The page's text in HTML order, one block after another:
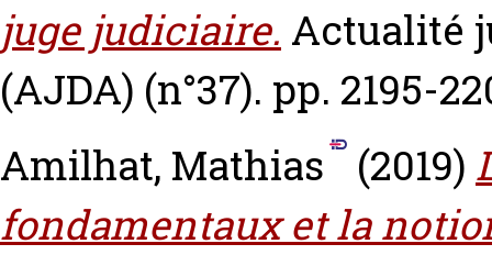
juge judiciaire. Actualité
(AJDA) (n°37). pp. 2195-
Amilhat, Mathias
(2019)
fondamentaux et la